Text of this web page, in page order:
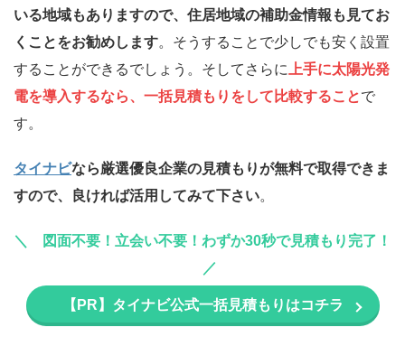
いる地域もありますので、住居地域の補助金情報も見てお
くことをお勧めします。そうすることで少しでも安く設置
することができるでしょう。そしてさらに
上手に太陽光発
電を導入するなら、一括見積もりをして比較することで
す。
タイナビなら厳選優良企業の見積もりが無料で取得できま
すので、良ければ活用してみて下さい。
図面不要！立会い不要！わずか30秒で見積もり完了！
【PR】タイナビ公式一括見積もりはコチラ